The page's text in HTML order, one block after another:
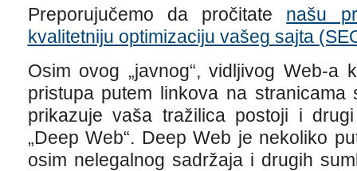
Preporujučemo da pročitate našu
kvalitetniju optimizaciju vašeg sajta
Osim ovog „javnog“, vidljivog Web-
pristupa putem linkova na stranicama
prikazuje vaša tražilica postoji i
„Deep Web“. Deep Web je nekoliko
osim nelegalnog sadržaja i drugih